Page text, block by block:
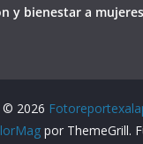
y bienestar a mujeres
© 2026
por ThemeGrill.